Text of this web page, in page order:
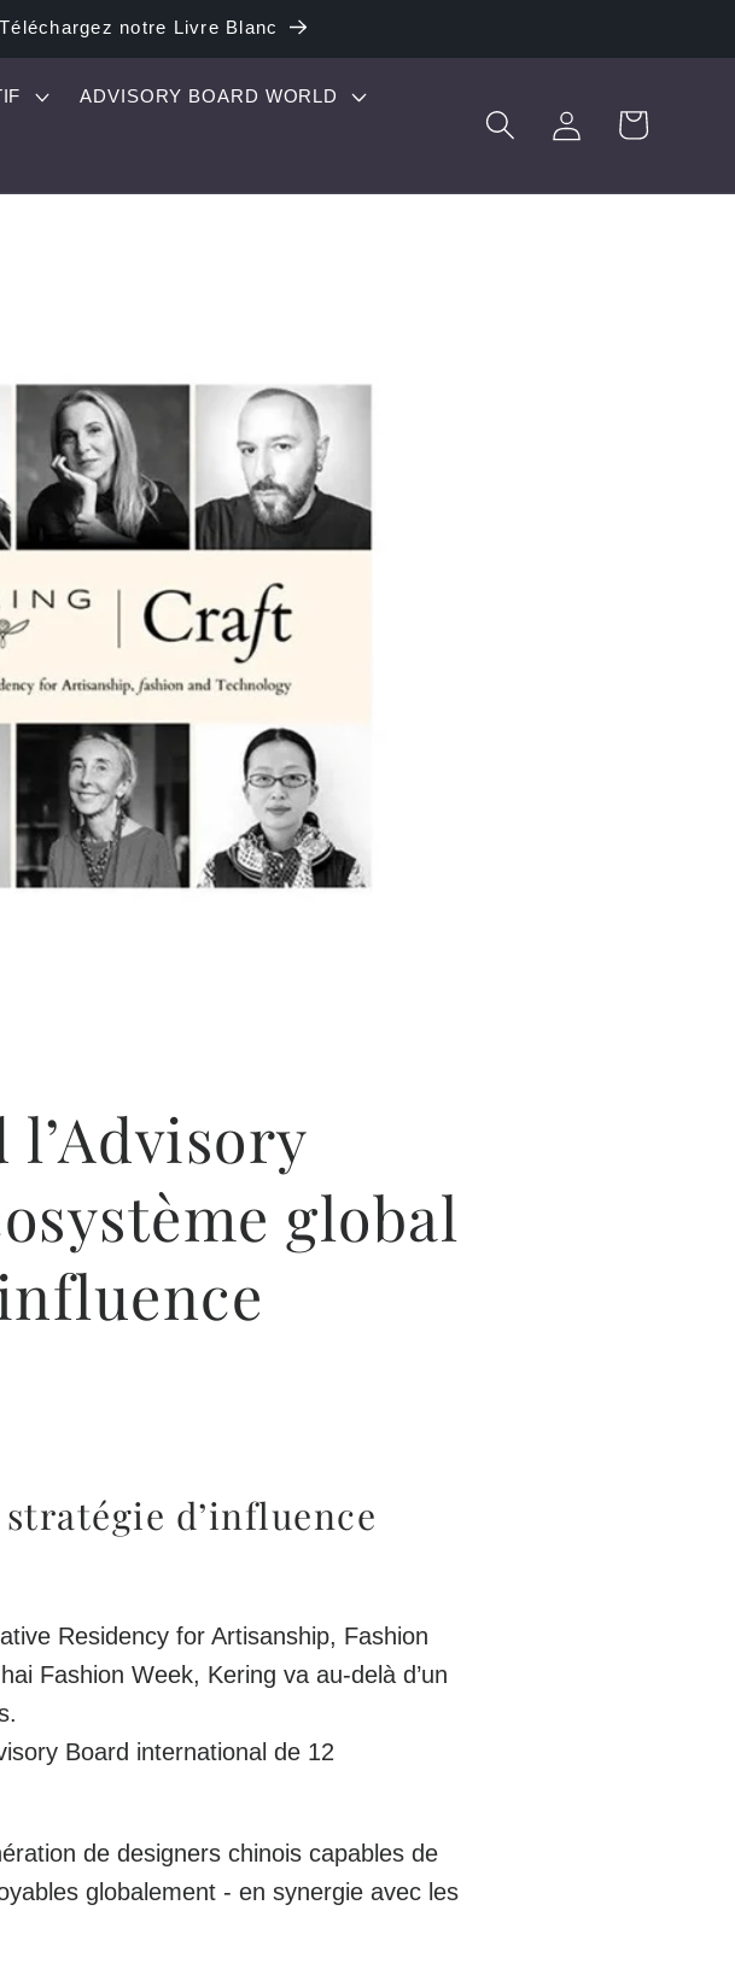
notre Livre Blanc
ADVISORY BOARD WORLD
Connexion Panier
global
d’influence
Residency for Artisanship, Fashion
Fashion Week, Kering va au-delà d’un
Board international de 12
de designers chinois capables de
globalement - en synergie avec les